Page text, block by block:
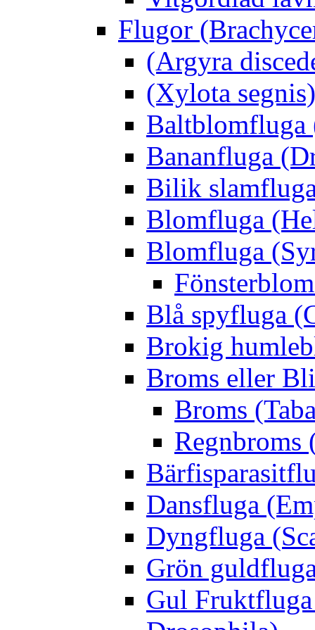
Flugor
(Argyra
(Xylota segnis)
Baltblomfluga
Bananfluga
Bilik
Blomfluga
Blomfluga
Blå spyfluga
Brokig
Broms eller
Broms
Regnbroms
Dansfluga
Dyngfluga
Grön
Gul